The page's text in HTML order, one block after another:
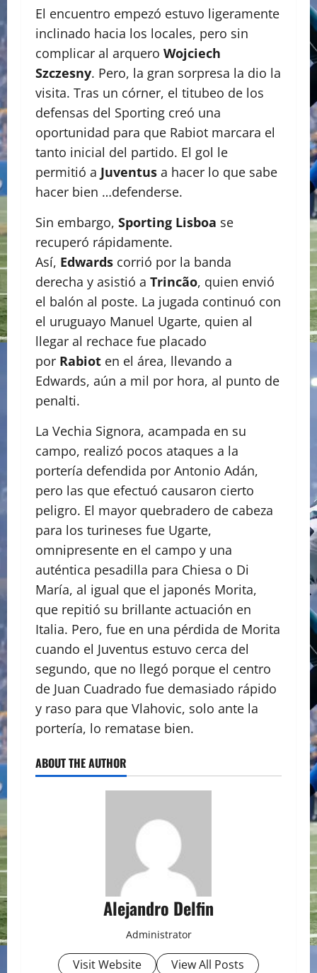
El encuentro empezó estuvo ligeramente
inclinado hacia los locales, pero sin
complicar al arquero Wojciech
Szczesny. Pero, la gran sorpresa la dio la
visita. Tras un córner, el titubeo de los
defensas del Sporting creó una
oportunidad para que Rabiot marcara el
tanto inicial del partido. El gol le
permitió a Juventus a hacer lo que sabe
hacer bien …defenderse.
Sin embargo, Sporting Lisboa se
recuperó rápidamente.
Así, Edwards corrió por la banda
derecha y asistió a Trincão, quien envió
el balón al poste. La jugada continuó con
el uruguayo Manuel Ugarte, quien al
llegar al rechace fue placado
por Rabiot en el área, llevando a
Edwards, aún a mil por hora, al punto de
penalti.
La Vechia Signora, acampada en su
campo, realizó pocos ataques a la
portería defendida por Antonio Adán,
pero las que efectuó causaron cierto
peligro. El mayor quebradero de cabeza
para los turineses fue Ugarte,
omnipresente en el campo y una
auténtica pesadilla para Chiesa o Di
María, al igual que el japonés Morita,
que repitió su brillante actuación en
Italia. Pero, fue en una pérdida de Morita
cuando el Juventus estuvo cerca del
segundo, que no llegó porque el centro
de Juan Cuadrado fue demasiado rápido
y raso para que Vlahovic, solo ante la
portería, lo rematase bien.
ABOUT THE AUTHOR
Alejandro Delfin
Administrator
Visit Website View All Posts